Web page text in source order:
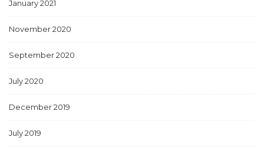
January 2021
November 2020
September 2020
July 2020
December 2019
July 2019